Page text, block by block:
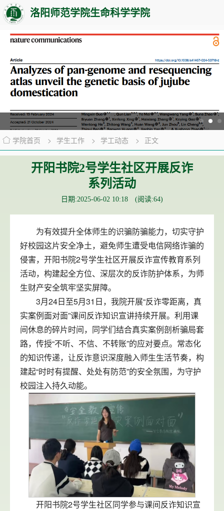
洛阳师范学院生命科学学院
学院首页 > 学生工作 > 学工动态 > 正文
开阳书院2号学生社区开展反诈
系列活动
日期:2025-06-02 10:18 (阅读:64)
为有效提升全体师生的识骗防骗能力，切实守护
好校园这片安全净土，避免师生遭受电信网络诈骗的
侵害，开阳书院2号学生社区开展反诈宣传教育系列
活动，构建起全方位、深层次的反诈防护体系，为师
生财产安全筑牢坚实屏障。
3月24日至5月31日，我院开展“反诈零距离，真
实案例面对面”课间反诈知识宣讲持续开展。利用课
间休息的碎片时间，同学们结合真实案例剖析骗局套
路，传授“不听、不信、不转账”的应对要点。常态化
的知识传递，让反诈意识深度融入师生生活节奏，构
建起“时时有提醒、处处有防范”的安全氛围，为守护
校园注入持久动能。
开阳书院2号学生社区同学参与课间反诈知识宣